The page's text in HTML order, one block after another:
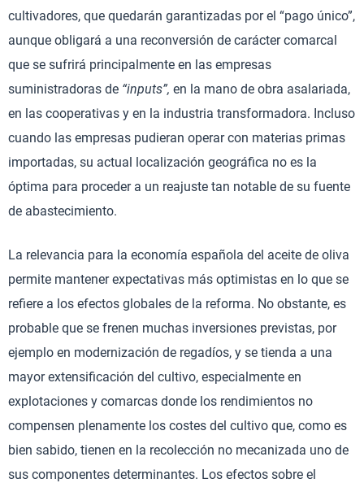
cultivadores, que quedarán garantizadas por el “pago único”,
aunque obligará a una reconversión de carácter comarcal
que se sufrirá principalmente en las empresas
suministradoras de “inputs”, en la mano de obra asalariada,
en las cooperativas y en la industria transformadora. Incluso
cuando las empresas pudieran operar con materias primas
importadas, su actual localización geográfica no es la
óptima para proceder a un reajuste tan notable de su fuente
de abastecimiento.
La relevancia para la economía española del aceite de oliva
permite mantener expectativas más optimistas en lo que se
refiere a los efectos globales de la reforma. No obstante, es
probable que se frenen muchas inversiones previstas, por
ejemplo en modernización de regadíos, y se tienda a una
mayor extensificación del cultivo, especialmente en
explotaciones y comarcas donde los rendimientos no
compensen plenamente los costes del cultivo que, como es
bien sabido, tienen en la recolección no mecanizada uno de
sus componentes determinantes. Los efectos sobre el